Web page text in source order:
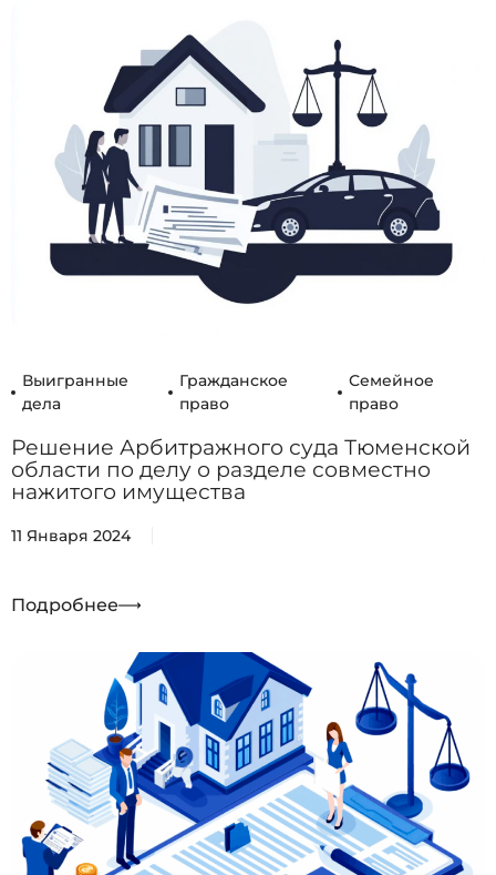
Выигранные
дела
Гражданское
право
Семейное
право
Решение Арбитражного суда Тюменской
области по делу о разделе совместно
нажитого имущества
11 Января 2024
Подробнее